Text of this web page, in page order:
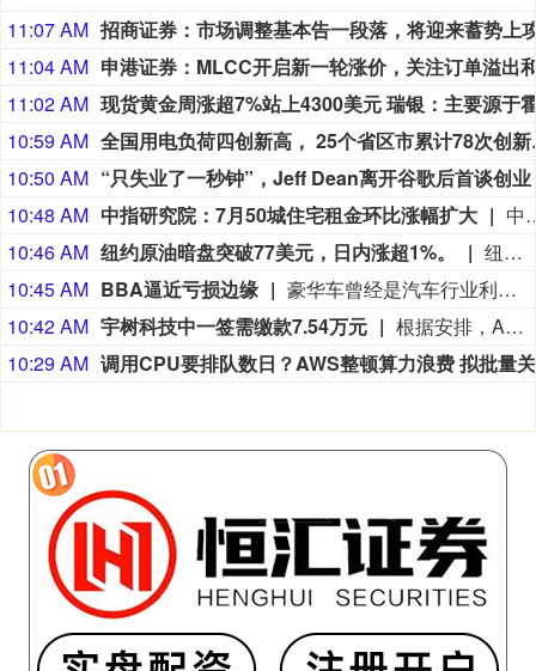
11:07 AM
11:04 AM
11:02 AM
10:59 AM
全国用
10:50 AM “只失业了一秒钟”，Jeff Dean离开谷歌后首谈创业
10:48 AM 中指研究院：7月50城住宅租金环比涨幅扩大
中指研究院发文称，7月，高校毕业季租赁需求集中释放，全国住房租赁市场进入
10:46 AM 纽约原油暗盘突破77美元，日内涨超1%。
纽约原油暗盘突破77美元，日内涨超1%。
10:45 AM BBA逼近亏损边缘
豪华车曾经是汽车行业利润最丰厚的生意之一。奔驰、宝马和奥迪这三家一线豪华品牌享有丰厚的品牌声誉，在全球市场可以同时获得规模和溢价，卖出一辆车能够带来的利润远高于普通汽车品牌。最新一轮半年报显示，这三家企业的主营汽车业务也濒临亏损边缘。今年上半年，奔驰、宝马、奥迪全球汽车销量和营收规模同步下滑，三家营收创下2022年来新低，汽车销量也创下2023年来新低。利润方面，奔驰、宝马更是达到2021年来低点，奥迪也处于过去六年的低谷。中国市场表现乏力成了三家公司业绩同步下滑的关键原因。在三家公司中，奔驰上半年营收规模最高，达到636.6亿欧元，但较去年同期下降4.1%，连续三年下滑。奔驰同期息税前利润（EBIT）为34.5亿欧元，去年同期是35.6亿欧元，这一表现较2023年巅峰时期跌去67.1%。（界面）
10:42 AM 宇树科技中一签需缴款7.54万元
根据安排，A股人形机器人第一股宇树科技8月10日将开启网上、网下申购。该公司股票的发行价格为150.80元/股，网上申购代码为“787836”，中一签（500股）需缴款7.54万元。 市场人士表示，若宇树科技上市首日涨幅超过100%，投资者中一签的盈利将超过7.5万元；若上市首日涨幅超过200%，投资者中一签的盈利将高达15万元。 有券商指出，中长期来看，宇树登陆A股有望牵引更多长期资金系统性配置人形机器人赛道。（券商中国）
10:29 AM